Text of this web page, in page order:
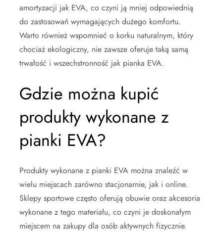
amortyzacji jak EVA, co czyni ją mniej odpowiednią
do zastosowań wymagających dużego komfortu.
Warto również wspomnieć o korku naturalnym, który
chociaż ekologiczny, nie zawsze oferuje taką samą
trwałość i wszechstronność jak pianka EVA.
Gdzie można kupić
produkty wykonane z
pianki EVA?
Produkty wykonane z pianki EVA można znaleźć w
wielu miejscach zarówno stacjonarnie, jak i online.
Sklepy sportowe często oferują obuwie oraz akcesoria
wykonane z tego materiału, co czyni je doskonałym
miejscem na zakupy dla osób aktywnych fizycznie.